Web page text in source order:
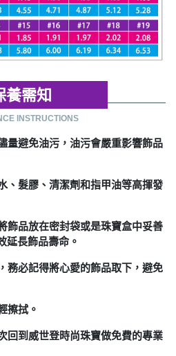
養需知
INSTRUCTIONS
量避免油污，油污會嚴重影響飾品
、髮膠、清潔劑和指甲油等高揮發
飾品放在密封袋或是珠寶盒中妥善
延長飾品壽命。
務必記得將心愛的飾品取下，避免
擦拭。
回到威世登時尚珠寶做免費的專業